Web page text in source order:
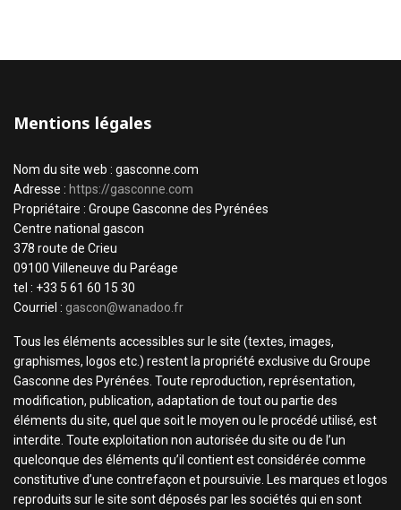
Mentions légales
Nom du site web : gasconne.com
Adresse : https://gasconne.com
Propriétaire : Groupe Gasconne des Pyrénées
Centre national gascon
378 route de Crieu
09100 Villeneuve du Paréage
tel : +33 5 61 60 15 30
Courriel : gascon@wanadoo.fr
Tous les éléments accessibles sur le site (textes, images,
graphismes, logos etc.) restent la propriété exclusive du Groupe
Gasconne des Pyrénées. Toute reproduction, représentation,
modification, publication, adaptation de tout ou partie des
éléments du site, quel que soit le moyen ou le procédé utilisé, est
interdite. Toute exploitation non autorisée du site ou de l’un
quelconque des éléments qu’il contient est considérée comme
constitutive d’une contrefaçon et poursuivie. Les marques et logos
reproduits sur le site sont déposés par les sociétés qui en sont